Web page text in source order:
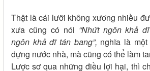
Thật là cái lưỡi không xương nhiều
xưa cũng có nói “Nhứt ngôn khả
ngôn khả dĩ tán bang”, nghĩa là
dựng nước nhà, mà cũng có thể làm
Lược sơ qua những điều lợi hại, thì